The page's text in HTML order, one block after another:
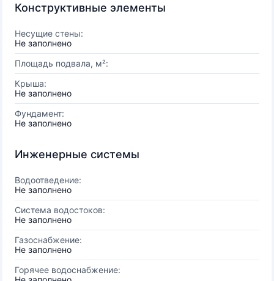
Конструктивные элементы
Несущие стены:
Не заполнено
Площадь подвала, м²:
Крыша:
Не заполнено
Фундамент:
Не заполнено
Инженерные системы
Водоотведение:
Не заполнено
Система водостоков:
Не заполнено
Газоснабжение:
Не заполнено
Горячее водоснабжение: